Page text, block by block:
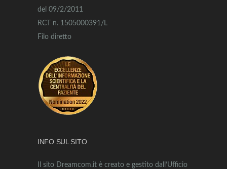
del 09/2/2011
RCT n. 1505000391/L
Filo diretto
INFO SUL SITO
Il sito Dreamcom.it è creato e gestito dall’Ufficio